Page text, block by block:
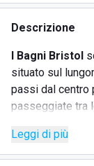
Descrizione
I Bagni Bristol
situato sul
passi dal centro
passeggiate tra
uno scorcio
sabbia
Leggi di più